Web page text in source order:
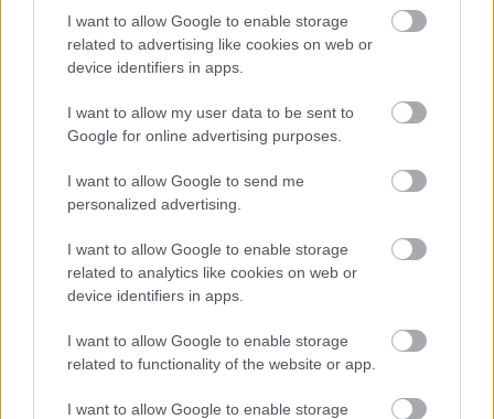
I want to allow Google to enable storage
related to advertising like cookies on web or
device identifiers in apps.
I want to allow my user data to be sent to
Google for online advertising purposes.
I want to allow Google to send me
personalized advertising.
I want to allow Google to enable storage
related to analytics like cookies on web or
device identifiers in apps.
I want to allow Google to enable storage
related to functionality of the website or app.
I want to allow Google to enable storage
ΑΣΕΠ: Νέος γραπτός διαγωνισμός -
Μόνιμοι στο υπουργείο Εξωτερικών
Κατώτατος μισθός: Σενάριο για
αύξηση στα 1.000 ευρώ από το 2027
ΑΣΕΠ 6Κ/2026: 315 μόνιμοι στο
Δημόσιο - Στις 1.102 οι αιτήσεις
(στατιστικά)